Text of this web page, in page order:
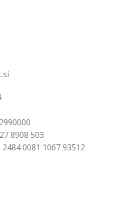
8908 503
2484 0081 1067 93512